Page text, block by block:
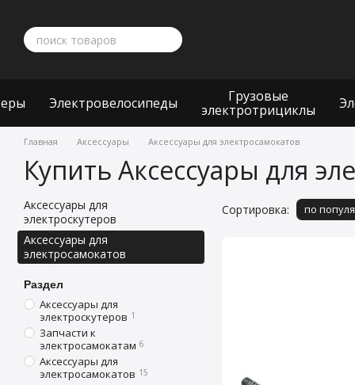
Электровелосипеды
Грузовые
электротрициклы
Главная Аксессуары Аксессуары для электросамокатов
Купить Аксессуары для
Сортировка: по
Аксессуары для
электроскутеров
Аксессуары для
электросамокатов
Раздел
Аксессуары для
электроскутеров 1
Запчасти к
электросамокатам 6
Аксессуары для
электросамокатов 15